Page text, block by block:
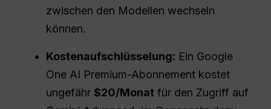
zwischen den Modellen wechseln
können.
Kostenaufschlüsselung: Ein Google
One AI Premium-Abonnement kostet
ungefähr$20/Monat für den Zugriff auf